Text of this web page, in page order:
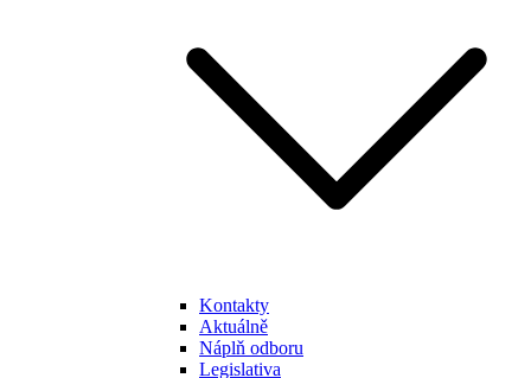
Kontakty
Aktuálně
Náplň odboru
Legislativa